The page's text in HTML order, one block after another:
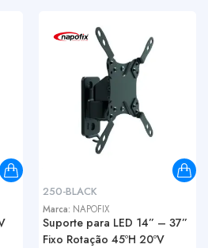
250-BLACK
Marca: NAPOFIX
Suporte para LED 14” – 37”
Fixo Rotação 45ºH 20ºV